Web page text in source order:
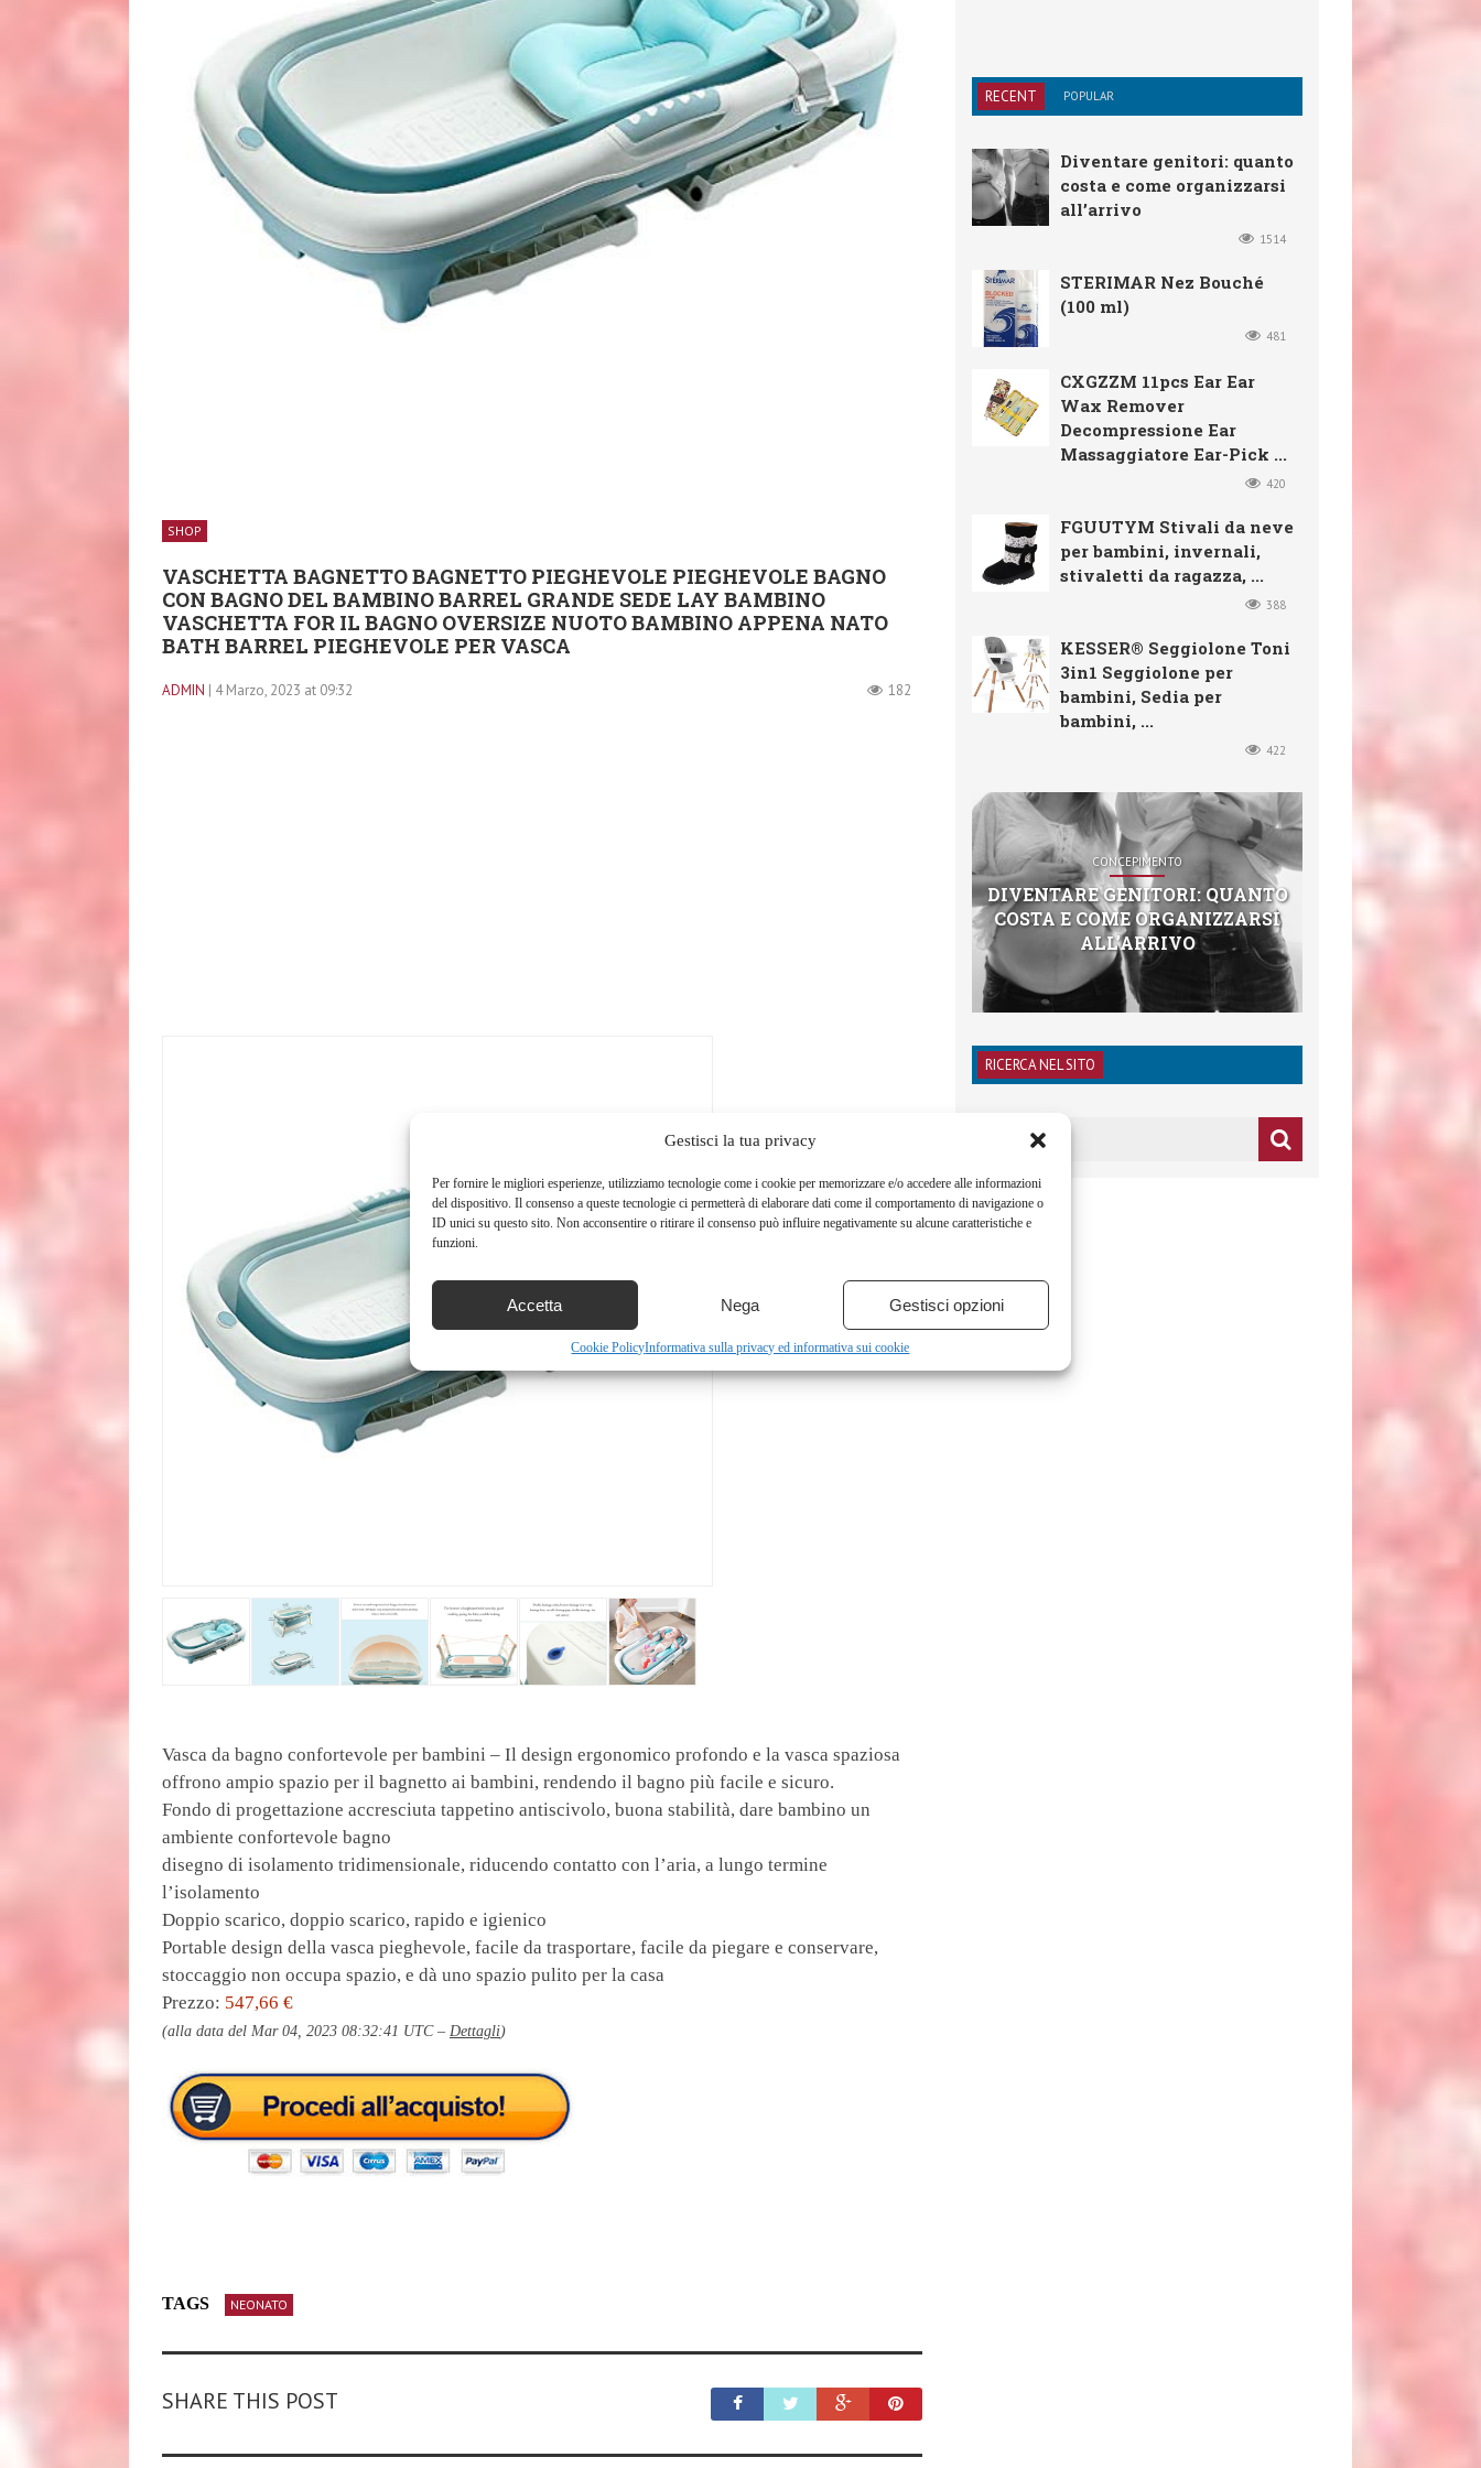
Gestisci la tua privacy
Per fornire le migliori esperienze, utilizziamo tecnologie come i cookie per memorizzare e/o accedere alle informazioni
del dispositivo. Il consenso a queste tecnologie ci permetterà di elaborare dati come il comportamento di navigazione o
ID unici su questo sito. Non acconsentire o ritirare il consenso può influire negativamente su alcune caratteristiche e
funzioni.
Accetta Nega Gestisci opzioni
Cookie PolicyInformativa sulla privacy ed informativa sui cookie
SHOP
VASCHETTA BAGNETTO BAGNETTO PIEGHEVOLE PIEGHEVOLE BAGNO
CON BAGNO DEL BAMBINO BARREL GRANDE SEDE LAY BAMBINO
VASCHETTA FOR IL BAGNO OVERSIZE NUOTO BAMBINO APPENA NATO
BATH BARREL PIEGHEVOLE PER VASCA
ADMIN | 4 Marzo, 2023 at 09:32 182
Vasca da bagno confortevole per bambini – Il design ergonomico profondo e la vasca spaziosa
offrono ampio spazio per il bagnetto ai bambini, rendendo il bagno più facile e sicuro.
Fondo di progettazione accresciuta tappetino antiscivolo, buona stabilità, dare bambino un
ambiente confortevole bagno
disegno di isolamento tridimensionale, riducendo contatto con l’aria, a lungo termine
l’isolamento
Doppio scarico, doppio scarico, rapido e igienico
Portable design della vasca pieghevole, facile da trasportare, facile da piegare e conservare,
stoccaggio non occupa spazio, e dà uno spazio pulito per la casa
Prezzo: 547,66 €
(alla data del Mar 04, 2023 08:32:41 UTC – Dettagli)
TAGS NEONATO
SHARE THIS POST
RECENT POPULAR
Diventare genitori: quanto
costa e come organizzarsi
all’arrivo
1514
STERIMAR Nez Bouché
(100 ml)
481
CXGZZM 11pcs Ear Ear
Wax Remover
Decompressione Ear
Massaggiatore Ear-Pick ...
420
FGUUTYM Stivali da neve
per bambini, invernali,
stivaletti da ragazza, ...
388
KESSER® Seggiolone Toni
3in1 Seggiolone per
bambini, Sedia per
bambini, ...
422
CONCEPIMENTO
DIVENTARE GENITORI: QUANTO
COSTA E COME ORGANIZZARSI
ALL’ARRIVO
RICERCA NEL SITO